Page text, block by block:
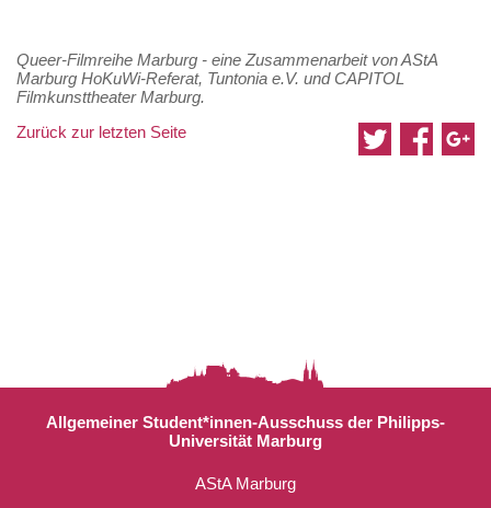
Queer-Filmreihe Marburg - eine Zusammenarbeit von AStA
Marburg HoKuWi-Referat, Tuntonia e.V. und CAPITOL
Filmkunsttheater Marburg.
Zurück zur letzten Seite
Allgemeiner Student*innen-Ausschuss der Philipps-
Universität Marburg
AStA Marburg